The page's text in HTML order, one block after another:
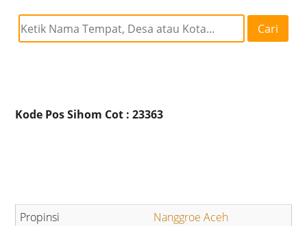
Cari
Kode Pos Sihom Cot : 23363
Nanggroe Aceh